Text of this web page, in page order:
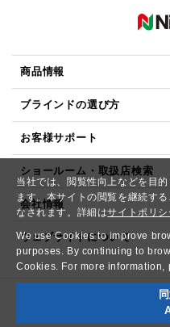
当社では、閲覧性向上などを目
ます。本サイトの閲覧を継続す
なされます。詳細はサイトポリシ
We use Cookies to improve
purposes. By continuing to
Cookies. For more information,
商品情報
ブラインドの選び方
お客様サポート
ショールーム・取扱店検索
会社情報
ウェブサイトについて
Copyright© NICHIBEI